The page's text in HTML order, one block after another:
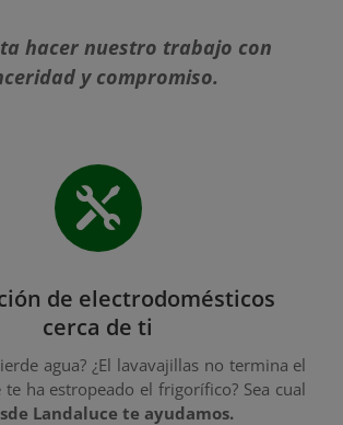
hacer nuestro trabajo con
y compromiso.

de electrodomésticos
cerca de ti
agua? ¿El lavavajillas no termina el
te ha estropeado el frigorífico? Sea cual
Landaluce te ayudamos.